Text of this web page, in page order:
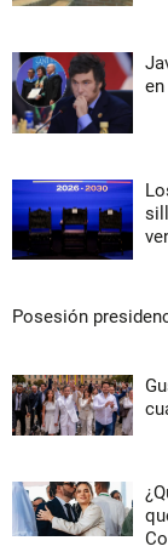
Posesión